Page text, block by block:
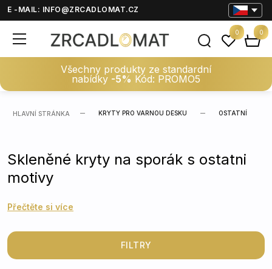
E -MAIL: INFO@ZRCADLOMAT.CZ
Všechny produkty ze standardní
nabídky -5% Kód: PROMO5
0 0
HLAVNÍ STRÁNKA KRYTY PRO VARNOU DESKU OSTATNÍ
Skleněné kryty na sporák s ostatni
motivy
Přečtěte si více
FILTRY